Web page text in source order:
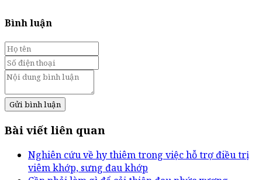
Bình luận
Gửi bình luận
Bài viết liên quan
Nghiên cứu về hy thiêm trong việc hỗ trợ điều trị
viêm khớp, sưng đau khớp